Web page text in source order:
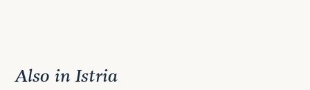
Also in Istria